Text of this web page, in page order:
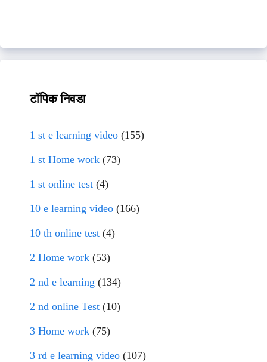
टॉपिक निवडा
1 st e learning video (155)
1 st Home work (73)
1 st online test (4)
10 e learning video (166)
10 th online test (4)
2 Home work (53)
2 nd e learning (134)
2 nd online Test (10)
3 Home work (75)
3 rd e learning video (107)